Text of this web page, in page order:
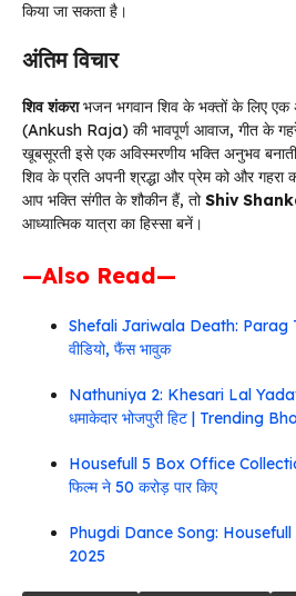
किया जा सकता है।
अंतिम विचार
शिव शंकराभजन भगवान शिव के भक्तों के लिए एक
(Ankush Raja) की भावपूर्ण आवाज, गीत के
खूबसूरती इसे एक अविस्मरणीय भक्ति अनुभव
शिव के प्रति अपनी श्रद्धा और प्रेम को और
आप भक्ति संगीत के शौकीन हैं, तोShiv
आध्यात्मिक यात्रा का हिस्सा बनें।
—Also Read—
Shefali Jariwala Death: Parag
वीडियो, फैंस भावुक
Nathuniya 2: Khesari Lal
धमाकेदार भोजपुरी हिट | Trending
Housefull 5 Box Office
फिल्म ने 50 करोड़ पार किए
Phugdi Dance Song: Housefull
2025